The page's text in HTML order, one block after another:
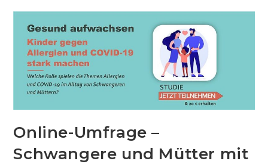
Online-Umfrage –
Schwangere und Mütter mit